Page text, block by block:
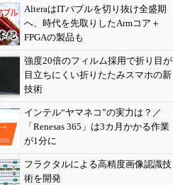
AlteraはITバブルを切り抜け全盛期
へ、時代を先取りしたArmコア＋
FPGAの製品も
強度20倍のフィルム採用で折り目が
目立ちにくい折りたたみスマホの新
技術
インテル“ヤマネコ”の実力は？／
「Renesas 365」は3カ月かかる作業
が1分に
フラクタルによる高精度画像認識技
術を開発